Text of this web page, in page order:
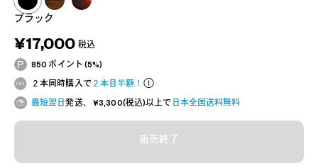
ブラック
¥17,000 税込
850 ポイント (5%)
２本同時購入で２本目半額！
最短翌日発送、 ¥3,300(税込)以上で 日本全国送料無料
販売終了